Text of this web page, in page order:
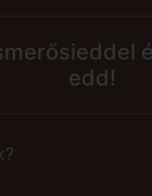
edd!